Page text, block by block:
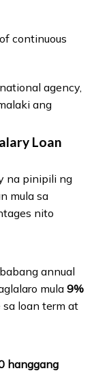
continuous
agency,
ang
Loan
na pinipili ng
mula sa
nito
annual
mula9%
sa loan term at
hanggang